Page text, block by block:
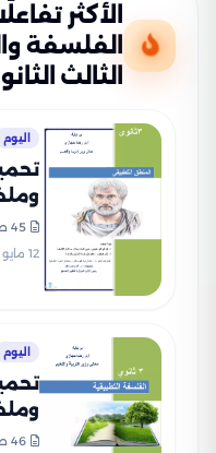
الأكثر
الفلسفة
الثالث
اليوم
PDF بالاجابات
45 صفحة
12 مايو 2024
اليوم
46 صفحة